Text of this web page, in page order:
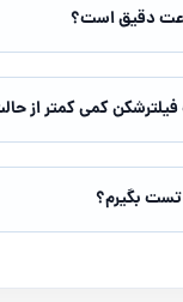
دقیق است؟
کمی کمتر از
تست بگیرم؟